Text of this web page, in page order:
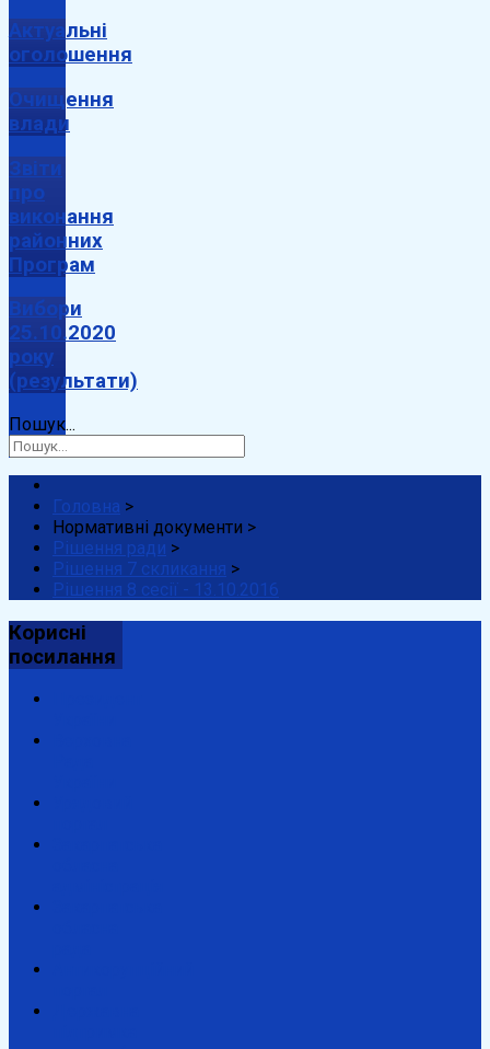
Актуальні
оголошення
Очищення
влади
Звіти
про
виконання
районних
Програм
Вибори
25.10.2020
року
(результати)
Пошук...
Головна >
Нормативні документи >
Рішення ради >
Рішення 7 скликання >
Рішення 8 сесії - 13.10.2016
Корисні
посилання